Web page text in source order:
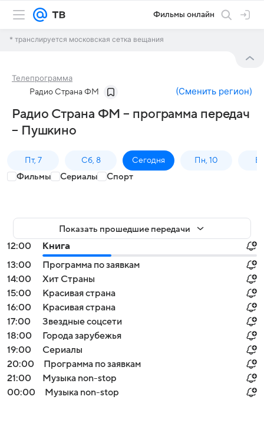
Фильмы онлайн
* транслируется московская сетка вещания
Телепрограмма
Радио Страна ФМ (Сменить регион)
Радио Страна ФМ – программа передач
– Пушкино
Пт, 7 Сб, 8 Сегодня Пн, 10
Фильмы Сериалы Спорт
Показать прошедшие передачи
12:00
Книга
13:00
Программа по заявкам
14:00
Хит Страны
15:00
Красивая страна
16:00
Красивая страна
17:00
Звездные соцсети
18:00
Города зарубежья
19:00
Сериалы
20:00
Программа по заявкам
21:00
Музыка non-stop
00:00
Музыка non-stop